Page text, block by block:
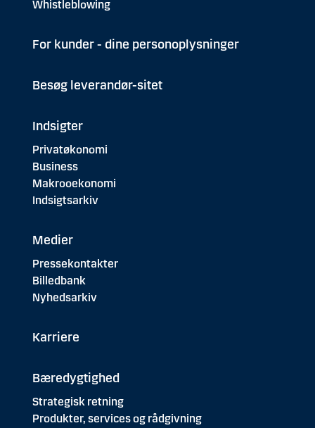
Whistleblowing
For kunder - dine personoplysninger
Besøg leverandør-sitet
Indsigter
Privatøkonomi
Business
Makrooekonomi
Indsigtsarkiv
Medier
Pressekontakter
Billedbank
Nyhedsarkiv
Karriere
Bæredygtighed
Strategisk retning
Produkter, services og rådgivning